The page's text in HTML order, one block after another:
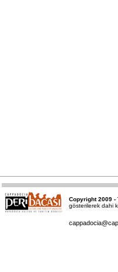
Copyright 2009 -
gösterilerek dahi